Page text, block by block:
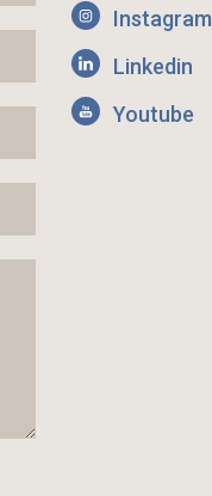
Instagram
Linkedin
Youtube